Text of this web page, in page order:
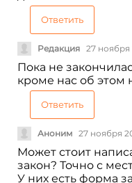
Ответить
Редакция 27 ноября
Пока не
кроме нас об этом
Ответить
Аноним 27 ноября
Может стоит
закон? Точно с
У них есть форма